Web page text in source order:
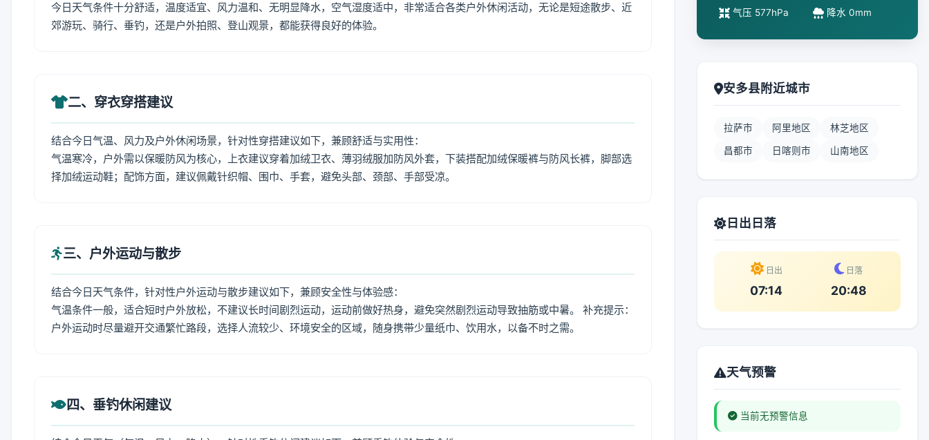
今日天气条件十分舒适，温度适宜、风力温和、无明显降水，空气湿度适中，非常适合各类户外休闲活动，无论是短途散步、近
郊游玩、骑行、垂钓，还是户外拍照、登山观景，都能获得良好的体验。
二、穿衣穿搭建议
结合今日气温、风力及户外休闲场景，针对性穿搭建议如下，兼顾舒适与实用性：
气温寒冷，户外需以保暖防风为核心，上衣建议穿着加绒卫衣、薄羽绒服加防风外套，下装搭配加绒保暖裤与防风长裤，脚部选
择加绒运动鞋；配饰方面，建议佩戴针织帽、围巾、手套，避免头部、颈部、手部受凉。
三、户外运动与散步
结合今日天气条件，针对性户外运动与散步建议如下，兼顾安全性与体验感：
气温条件一般，适合短时户外放松，不建议长时间剧烈运动，运动前做好热身，避免突然剧烈运动导致抽筋或中暑。 补充提示：
户外运动时尽量避开交通繁忙路段，选择人流较少、环境安全的区域，随身携带少量纸巾、饮用水，以备不时之需。
四、垂钓休闲建议
气压 577hPa 降水 0mm
安多县附近城市
拉萨市 阿里地区 林芝地区
昌都市 日喀则市 山南地区
日出日落
日出
07:14
日落
20:48
天气预警
当前无预警信息